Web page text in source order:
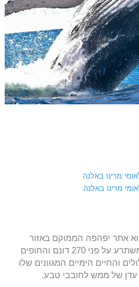
מרינו באלנה
מרינו באלנה
אתר יפהפה הממוקם באזור
הדרומי של קוסטה ריקה. הוא משתרע על פני 270 דונם והחופים
והחיים הימיים המגוונים שלו
עדן של ממש לחובבי טבע.